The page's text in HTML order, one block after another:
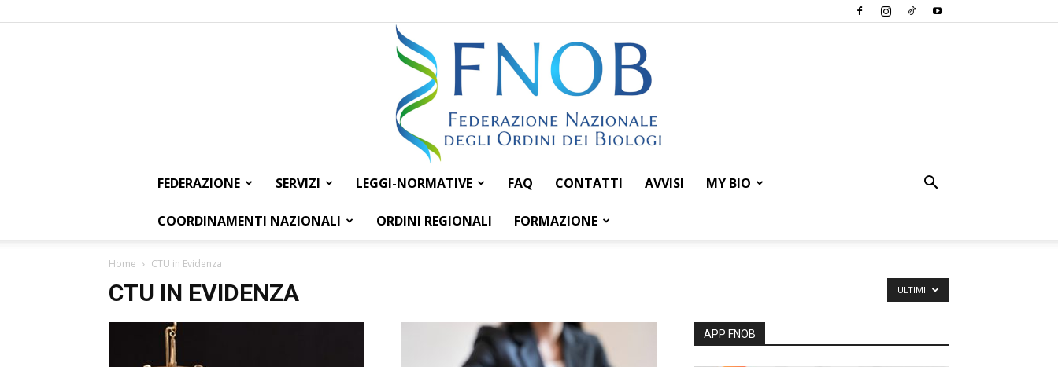
Federazione
FEDERAZIONE SERVIZI LEGGI-NORMATIVE FAQ CONTATTI AVVISI MY BIO
COORDINAMENTI NAZIONALI ORDINI REGIONALI FORMAZIONE
Home CTU in Evidenza
CTU IN EVIDENZA ULTIMI
APP FNOB